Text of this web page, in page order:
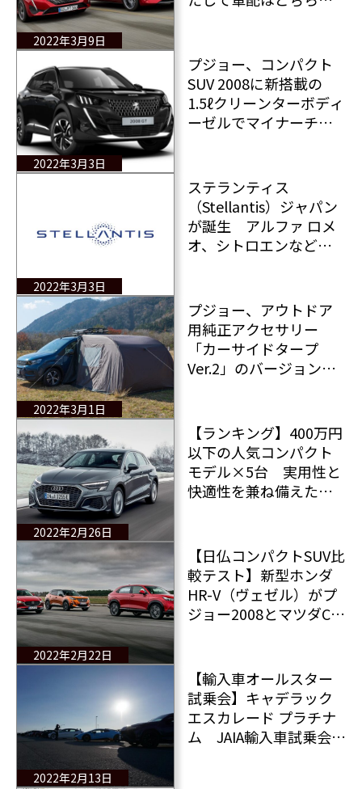
2022年3月9日
2022年3月3日
プジョー、コンパクト
SUV 2008に新搭載の
1.5ℓクリーンターボディ
ーゼルでマイナーチェ
2022年3月3日
ステランティス
（Stellantis）ジャパン
が誕生 アルファ ロメ
オ、シトロエンなど個
2022年3月1日
プジョー、アウトドア
用純正アクセサリー
「カーサイドタープ
Ver.2」のバージョンア
2022年2月26日
【ランキング】400万円
以下の人気コンパクト
モデル×5台 実用性と
快適性を兼ね備えたコ
2022年2月22日
【日仏コンパクトSUV比
較テスト】新型ホンダ
HR-V（ヴェゼル）がプ
ジョー2008とマツダCX-
2022年2月13日
【輸入車オールスター
試乗会】キャデラック
エスカレード プラチナ
ム JAIA輸入車試乗会